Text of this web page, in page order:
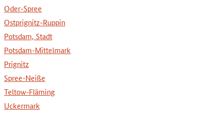
Oder-Spree
Ostprignitz-Ruppin
Potsdam, Stadt
Potsdam-Mittelmark
Prignitz
Spree-Neiße
Teltow-Fläming
Uckermark